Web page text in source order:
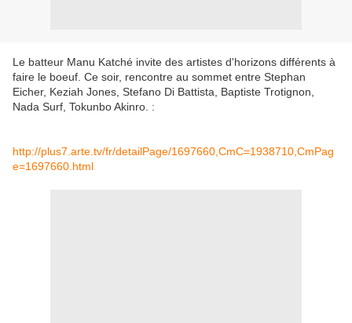
Le batteur Manu Katché invite des artistes d'horizons différents à
faire le boeuf. Ce soir, rencontre au sommet entre Stephan
Eicher, Keziah Jones, Stefano Di Battista, Baptiste Trotignon,
Nada Surf, Tokunbo Akinro. :
http://plus7.arte.tv/fr/detailPage/1697660,CmC=1938710,CmPag
e=1697660.html